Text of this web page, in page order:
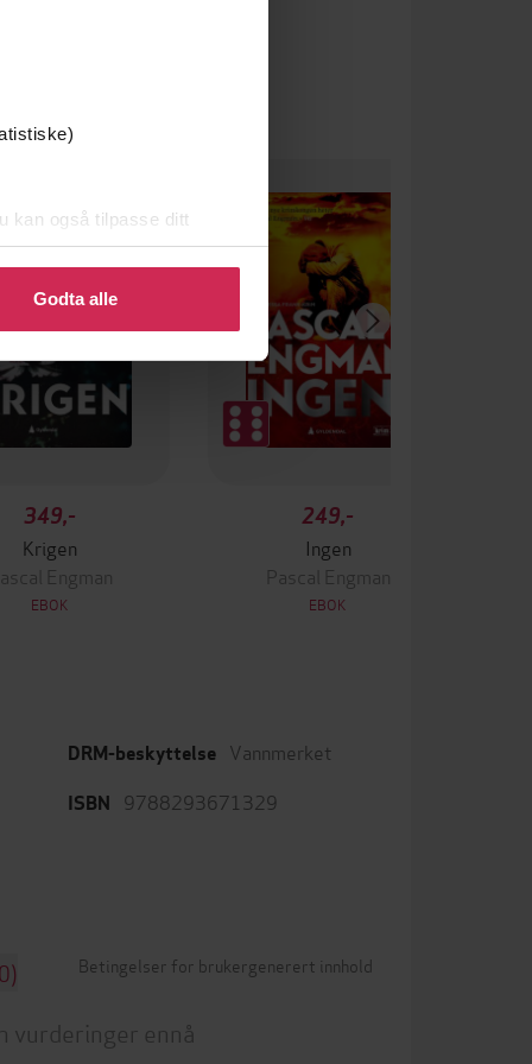
kan også tilpasse ditt
eller endre ditt samtykke.
Godta alle
349,-
Krigen
Engman
EBOK
249,-
Ingen
Pascal Engman
EBOK
DRM-beskyttelse Vannmerket
ISBN 9788293671329
Betingelser for brukergenerert innhold
vurderinger ennå